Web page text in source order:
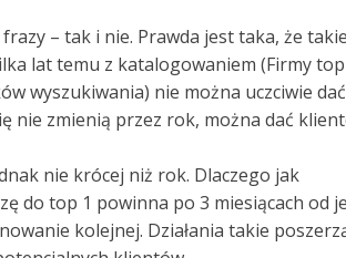
– tak i nie. Prawda jest taka, że
lat temu z katalogowaniem (Firmy top
wyszukiwania) nie można uczciwie dać
nie zmienią przez rok, można dać
nie krócej niż rok. Dlaczego jak
do top 1 powinna po 3 miesiącach od
kolejnej. Działania takie